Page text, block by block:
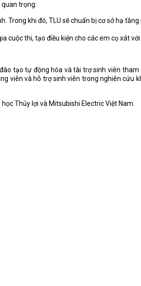
trọng:
Trong khi đó, TLU sẽ chuẩn bị cơ sở hạ
cuộc thi, tạo điều kiện cho các em cọ xát
tạo tự động hóa và tài trợ sinh viên tham
viên và hỗ trợ sinh viên trong nghiên cứu
Thủy lợi và Mitsubishi Electric Việt Nam.